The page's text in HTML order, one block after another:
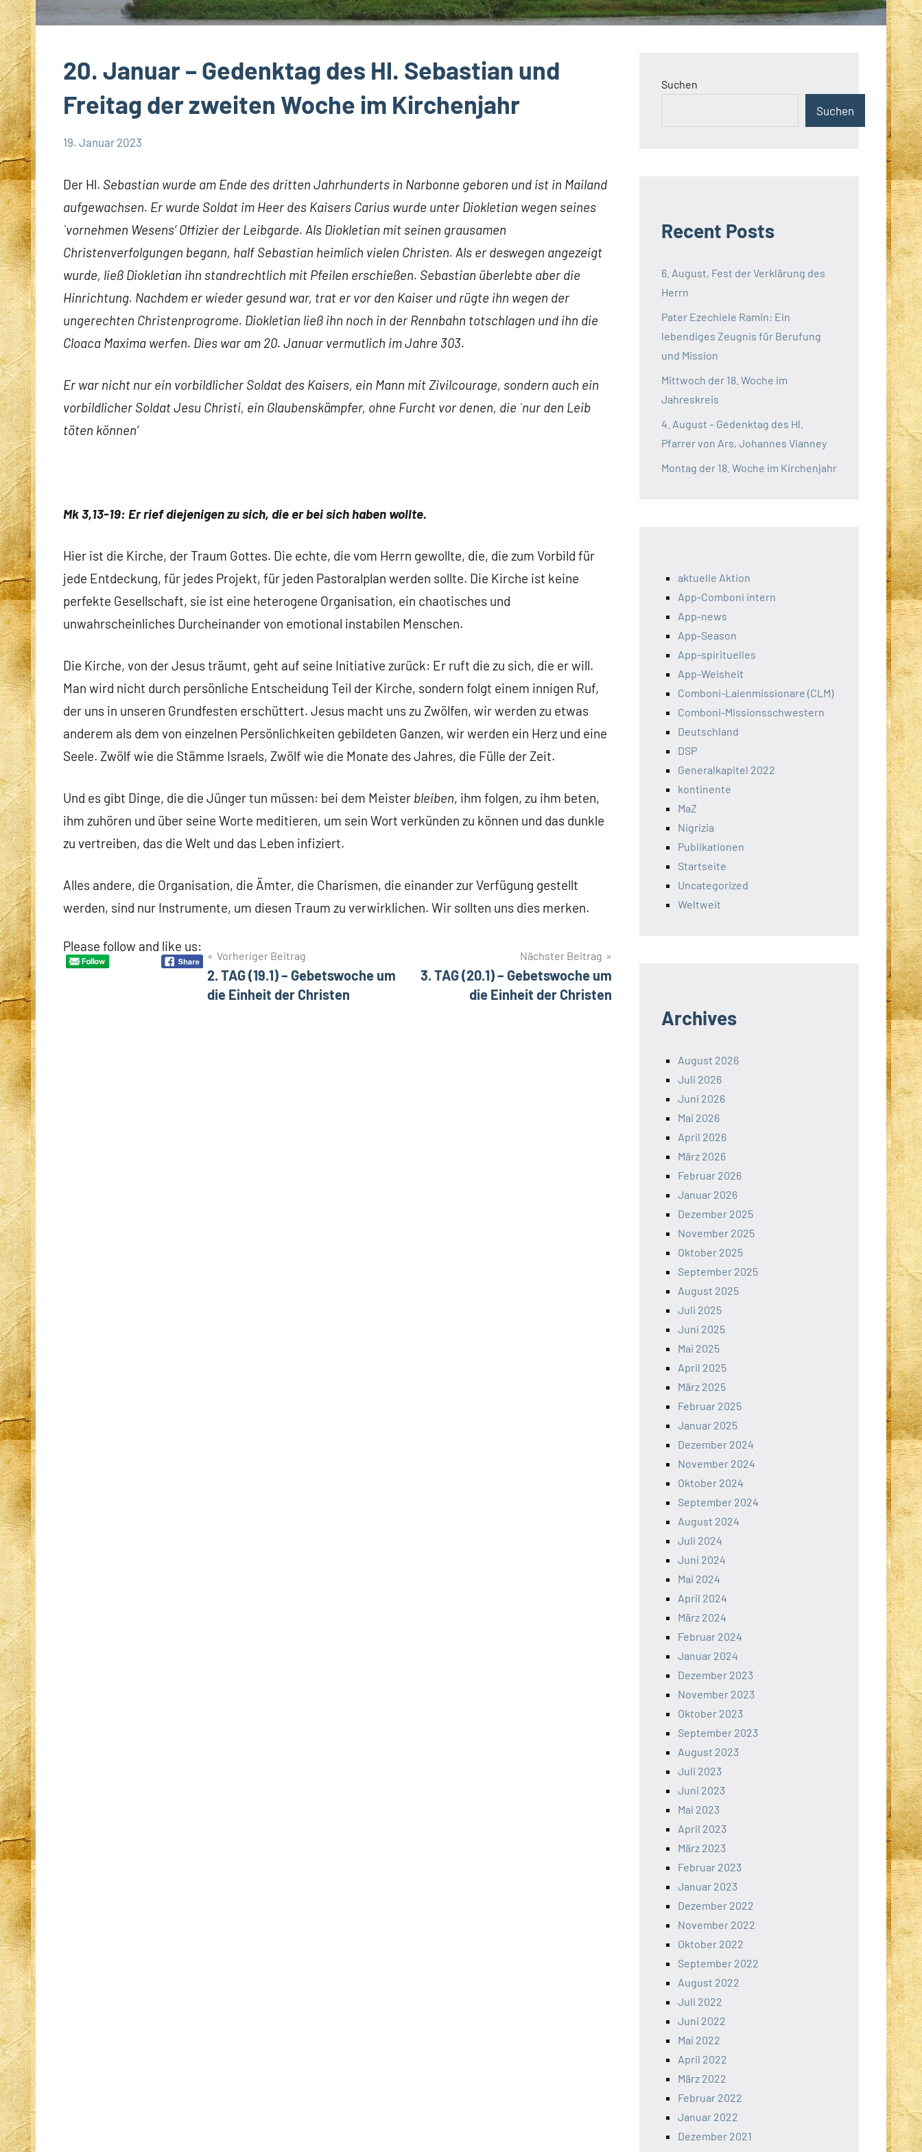
20. Januar – Gedenktag des Hl. Sebastian und
Freitag der zweiten Woche im Kirchenjahr
19. Januar 2023
Der Hl. Sebastian wurde am Ende des dritten Jahrhunderts in Narbonne geboren und ist in Mailand
aufgewachsen. Er wurde Soldat im Heer des Kaisers Carius wurde unter Diokletian wegen seines
`vornehmen Wesens‘ Offizier der Leibgarde. Als Diokletian mit seinen grausamen
Christenverfolgungen begann, half Sebastian heimlich vielen Christen. Als er deswegen angezeigt
wurde, ließ Diokletian ihn standrechtlich mit Pfeilen erschießen. Sebastian überlebte aber die
Hinrichtung. Nachdem er wieder gesund war, trat er vor den Kaiser und rügte ihn wegen der
ungerechten Christenprogrome. Diokletian ließ ihn noch in der Rennbahn totschlagen und ihn die
Cloaca Maxima werfen. Dies war am 20. Januar vermutlich im Jahre 303.
Er war nicht nur ein vorbildlicher Soldat des Kaisers, ein Mann mit Zivilcourage, sondern auch ein
vorbildlicher Soldat Jesu Christi, ein Glaubenskämpfer, ohne Furcht vor denen, die `nur den Leib
töten können‘
Mk 3,13-19: Er rief diejenigen zu sich, die er bei sich haben wollte.
Hier ist die Kirche, der Traum Gottes. Die echte, die vom Herrn gewollte, die, die zum Vorbild für
jede Entdeckung, für jedes Projekt, für jeden Pastoralplan werden sollte. Die Kirche ist keine
perfekte Gesellschaft, sie ist eine heterogene Organisation, ein chaotisches und
unwahrscheinliches Durcheinander von emotional instabilen Menschen.
Die Kirche, von der Jesus träumt, geht auf seine Initiative zurück: Er ruft die zu sich, die er will.
Man wird nicht durch persönliche Entscheidung Teil der Kirche, sondern folgt einem innigen Ruf,
der uns in unseren Grundfesten erschüttert. Jesus macht uns zu Zwölfen, wir werden zu etwas
anderem als dem von einzelnen Persönlichkeiten gebildeten Ganzen, wir werden ein Herz und eine
Seele. Zwölf wie die Stämme Israels, Zwölf wie die Monate des Jahres, die Fülle der Zeit.
Und es gibt Dinge, die die Jünger tun müssen: bei dem Meister bleiben, ihm folgen, zu ihm beten,
ihm zuhören und über seine Worte meditieren, um sein Wort verkünden zu können und das dunkle
zu vertreiben, das die Welt und das Leben infiziert.
Alles andere, die Organisation, die Ämter, die Charismen, die einander zur Verfügung gestellt
werden, sind nur Instrumente, um diesen Traum zu verwirklichen. Wir sollten uns dies merken.
Please follow and like us:
BeitragsnavigationVorheriger Beitrag
2. TAG (19.1) – Gebetswoche um
die Einheit der Christen
Nächster Beitrag
3. TAG (20.1) – Gebetswoche um
die Einheit der Christen
Suchen
Suchen
Recent Posts
6. August, Fest der Verklärung des
Herrn
Pater Ezechiele Ramin: Ein
lebendiges Zeugnis für Berufung
und Mission
Mittwoch der 18. Woche im
Jahreskreis
4. August – Gedenktag des Hl.
Pfarrer von Ars, Johannes Vianney
Montag der 18. Woche im Kirchenjahr
aktuelle Aktion
App-Comboni intern
App-news
App-Season
App-spirituelles
App-Weisheit
Comboni-Laienmissionare (CLM)
Comboni-Missionsschwestern
Deutschland
DSP
Generalkapitel 2022
kontinente
MaZ
Nigrizia
Publikationen
Startseite
Uncategorized
Weltweit
Archives
August 2026
Juli 2026
Juni 2026
Mai 2026
April 2026
März 2026
Februar 2026
Januar 2026
Dezember 2025
November 2025
Oktober 2025
September 2025
August 2025
Juli 2025
Juni 2025
Mai 2025
April 2025
März 2025
Februar 2025
Januar 2025
Dezember 2024
November 2024
Oktober 2024
September 2024
August 2024
Juli 2024
Juni 2024
Mai 2024
April 2024
März 2024
Februar 2024
Januar 2024
Dezember 2023
November 2023
Oktober 2023
September 2023
August 2023
Juli 2023
Juni 2023
Mai 2023
April 2023
März 2023
Februar 2023
Januar 2023
Dezember 2022
November 2022
Oktober 2022
September 2022
August 2022
Juli 2022
Juni 2022
Mai 2022
April 2022
März 2022
Februar 2022
Januar 2022
Dezember 2021